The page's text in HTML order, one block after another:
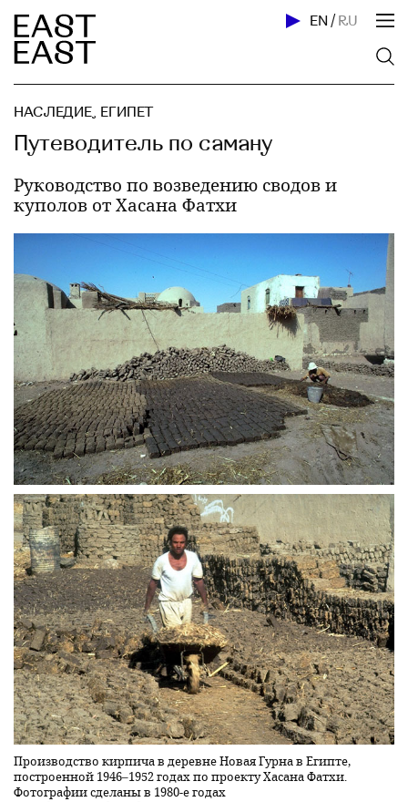
EN / RU
НАСЛЕДИЕ, ЕГИПЕТ
Путеводитель по саману
Руководство по возведению сводов и
куполов от Хасана Фатхи
Производство кирпича в деревне Новая Гурна в Египте,
построенной 1946–1952 годах по проекту Хасана Фатхи.
Фотографии сделаны в 1980-е годах